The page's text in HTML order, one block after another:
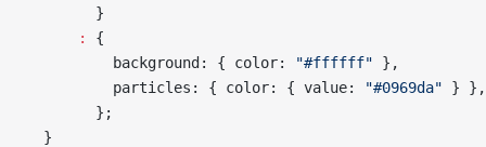
        }
      :
{
          background: { color:
"#ffffff" },
          particles: { color: { value:
"#0969da" } },
        };
  }